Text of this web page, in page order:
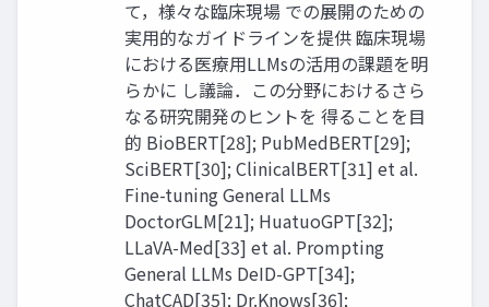
て，様々な臨床現場 での展開のための
実⽤的なガイドラインを提供 臨床現場
における医療⽤LLMsの活⽤の課題を明
らかに し議論．この分野におけるさら
なる研究開発のヒントを 得ることを⽬
的 BioBERT[28]; PubMedBERT[29];
SciBERT[30]; ClinicalBERT[31] et al.
Fine-tuning General LLMs
DoctorGLM[21]; HuatuoGPT[32];
LLaVA-Med[33] et al. Prompting
General LLMs DeID-GPT[34];
ChatCAD[35]; Dr.Knows[36];